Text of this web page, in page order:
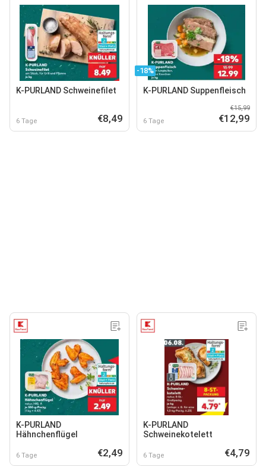
K-PURLAND Schweinefilet
6 Tage €8,49
-18%
K-PURLAND Suppenfleisch
6 Tage
€15,99
€12,99
K-PURLAND
Hähnchenflügel
6 Tage €2,49
K-PURLAND
Schweinekotelett
6 Tage €4,79